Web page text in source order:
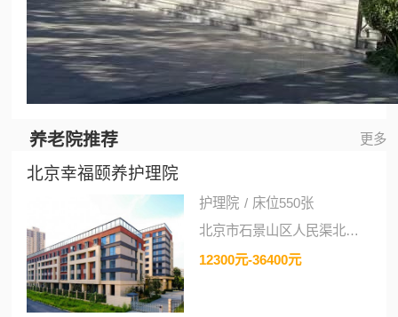
养老院推荐 更多
北京幸福颐养护理院
护理院 / 床位550张
北京市石景山区人民渠北路6号（朝阳医院京西院区南侧）
12300元-36400元